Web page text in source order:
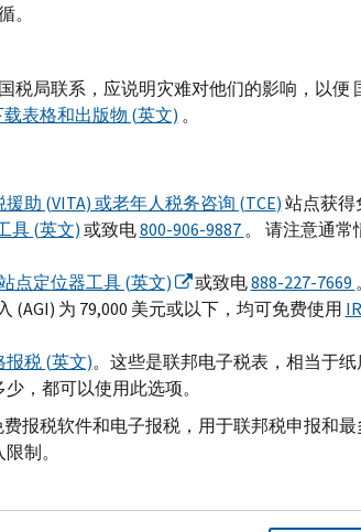
税局联系，应说明灾难对他们的影响，以便
表格和出版物 (英文) 。
援助 (VITA) 或老年人税务咨询 (TCE)站点获得
具 (英文)或致电800-906-9887。 请注意通常
点定位器工具 (英文) 或致电888-227-7669 。
(AGI) 为 79,000 美元或以下，均可免费使用
报税 (英文)。这些是联邦电子税表，相当于
，都可以使用此选项。
报税软件和电子报税，用于联邦税申报和
制。